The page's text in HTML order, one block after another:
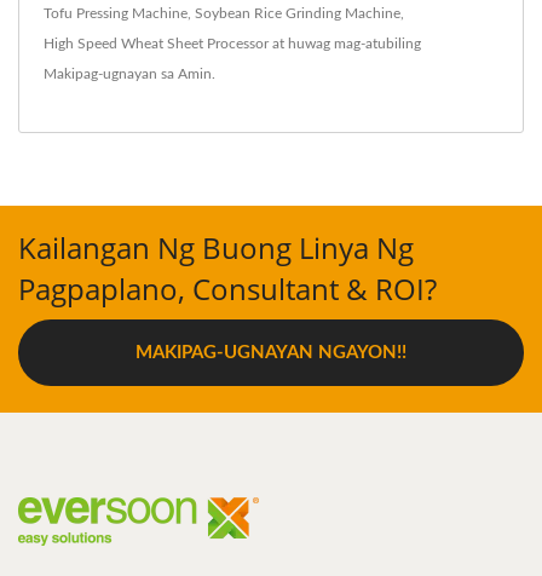
Tofu Pressing Machine Soybean Rice Grinding Machine
High Speed Wheat Sheet Processorat huwag mag-atubiling
Makipag-ugnayan sa Amin
Kailangan Ng Buong Linya Ng
Pagpaplano, Consultant & ROI?
MAKIPAG-UGNAYAN NGAYON!!